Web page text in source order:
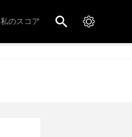
私のスコア